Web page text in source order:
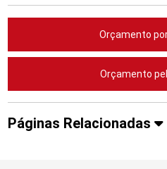
Orçamento
Orçamento
Páginas Relacionadas